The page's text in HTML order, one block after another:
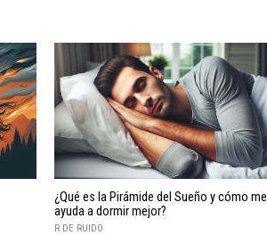
¿Qué es la Pirámide del Sueño y cómo me
ayuda a dormir mejor?
R DE RUIDO